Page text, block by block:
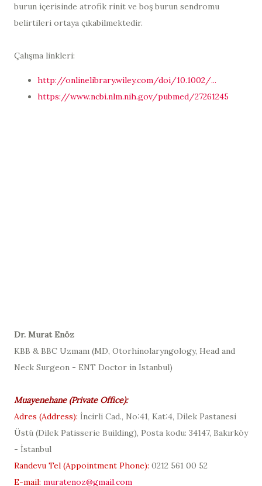
burun içerisinde atrofik rinit ve boş burun sendromu
belirtileri ortaya çıkabilmektedir.
Çalışma linkleri:
http://onlinelibrary.wiley.com/doi/10.1002/...
https://www.ncbi.nlm.nih.gov/pubmed/27261245
Dr. Murat Enöz
KBB & BBC Uzmanı (MD, Otorhinolaryngology, Head and
Neck Surgeon - ENT Doctor in Istanbul)
Muayenehane (Private Office):
Adres (Address): İncirli Cad., No:41, Kat:4, Dilek Pastanesi
Üstü (Dilek Patisserie Building), Posta kodu: 34147, Bakırköy
- İstanbul
Randevu Tel (Appointment Phone): 0212 561 00 52
E-mail: muratenoz@gmail.com